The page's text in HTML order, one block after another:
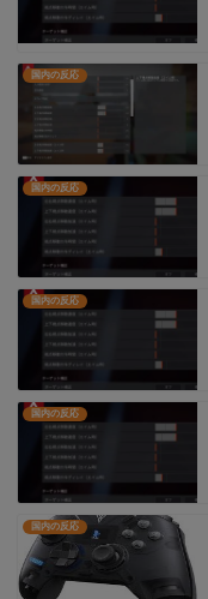
国内の反応
国内の反応
国内の反応
国内の反応
国内の反応